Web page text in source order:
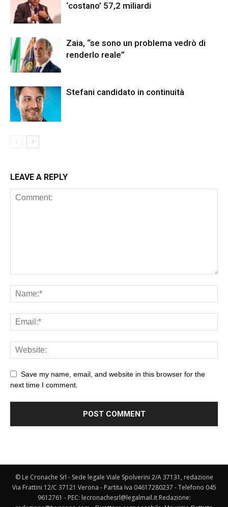
‘costano’ 57,2 miliardi
Zaia, “se sono un problema vedrò di
renderlo reale”
Stefani candidato in continuità
LEAVE A REPLY
Save my name, email, and website in this browser for the
next time I comment.
© Le Cronache Srl - Sede legale Viale Spolverini 2/A 37131, redazione
Via Frattini 12/C 37121 Verona - Partita Iva 04617280237 - Telefono 045
9612761 - PEC: lecronachesrl@legalmail.it Redazione: